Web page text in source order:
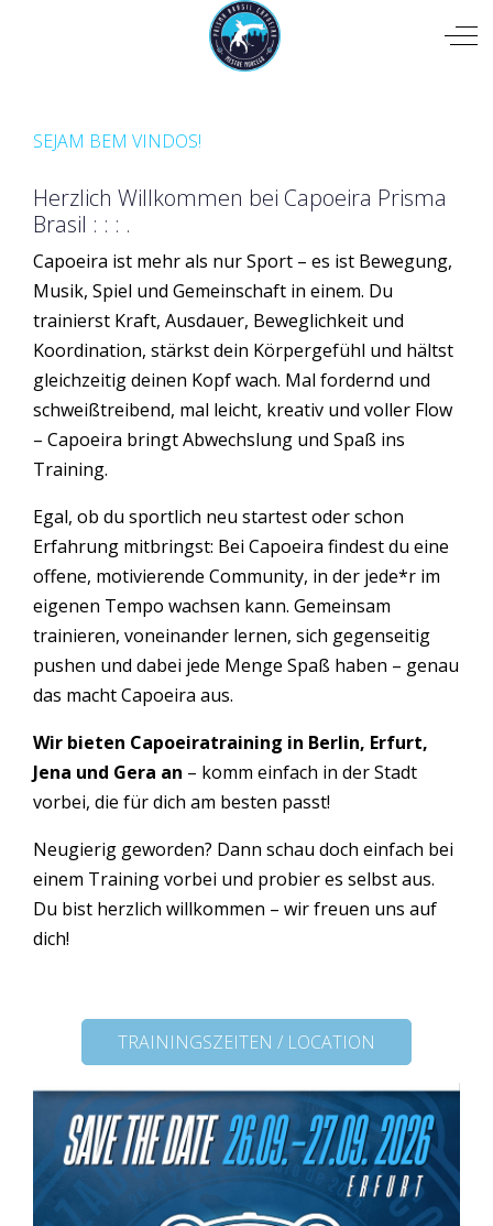
SEJAM BEM VINDOS!
Herzlich Willkommen bei Capoeira Prisma
Brasil : : : .
Capoeira ist mehr als nur Sport – es ist Bewegung,
Musik, Spiel und Gemeinschaft in einem. Du
trainierst Kraft, Ausdauer, Beweglichkeit und
Koordination, stärkst dein Körpergefühl und hältst
gleichzeitig deinen Kopf wach. Mal fordernd und
schweißtreibend, mal leicht, kreativ und voller Flow
– Capoeira bringt Abwechslung und Spaß ins
Training.
Egal, ob du sportlich neu startest oder schon
Erfahrung mitbringst: Bei Capoeira findest du eine
offene, motivierende Community, in der jede*r im
eigenen Tempo wachsen kann. Gemeinsam
trainieren, voneinander lernen, sich gegenseitig
pushen und dabei jede Menge Spaß haben – genau
das macht Capoeira aus.
Wir bieten Capoeiratraining in Berlin, Erfurt,
Jena und Gera an – komm einfach in der Stadt
vorbei, die für dich am besten passt!
Neugierig geworden? Dann schau doch einfach bei
einem Training vorbei und probier es selbst aus.
Du bist herzlich willkommen – wir freuen uns auf
dich!
TRAININGSZEITEN / LOCATION